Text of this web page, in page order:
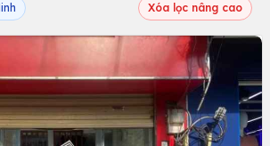
Xóa lọc nâng cao